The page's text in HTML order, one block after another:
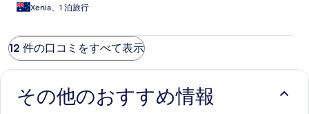
Xenia、1 泊旅行
12 件の口コミをすべて表示
その他のおすすめ情報